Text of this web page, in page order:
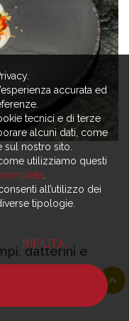
datterini e
quanto
e i suoi
accurata ed
tecnici e di terze
alcuni dati, come
sul nostro sito.
utilizziamo questi
all’utilizzo dei
tipologie.
RIFIUTA